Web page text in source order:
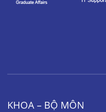
KHOA – BỘ MÔN